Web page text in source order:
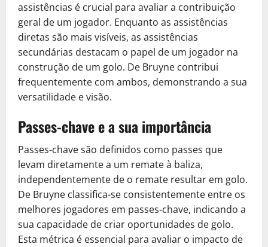
assistências é crucial para avaliar a contribuição
geral de um jogador. Enquanto as assistências
diretas são mais visíveis, as assistências
secundárias destacam o papel de um jogador na
construção de um golo. De Bruyne contribui
frequentemente com ambos, demonstrando a sua
versatilidade e visão.
Passes-chave e a sua importância
Passes-chave são definidos como passes que
levam diretamente a um remate à baliza,
independentemente de o remate resultar em golo.
De Bruyne classifica-se consistentemente entre os
melhores jogadores em passes-chave, indicando a
sua capacidade de criar oportunidades de golo.
Esta métrica é essencial para avaliar o impacto de